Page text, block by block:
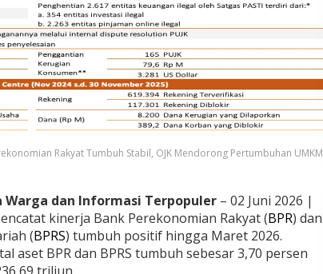
Rakyat Tumbuh Stabil, OJK Mendorong Pertumbuhan UMKM
dan Informasi Terpopuler– 02 Juni 2026 |
kinerja Bank Perekonomian Rakyat (BPR) dan
(BPRS) tumbuh positif hingga Maret 2026.
aset BPR dan BPRS tumbuh sebesar 3,70 persen